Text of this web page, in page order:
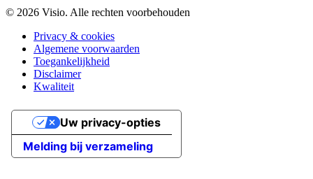
© 2026 Visio. Alle rechten voorbehouden
Privacy & cookies
Algemene voorwaarden
Toegankelijkheid
Disclaimer
Kwaliteit
Melding bij verzameling
Uw privacy-opties